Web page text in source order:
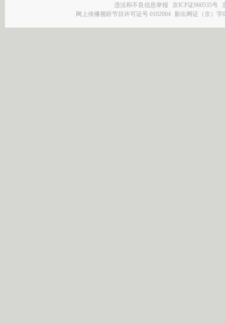
违法和不良信息举报
京ICP证060535号
网上传播视听节目许可证号 0102004 新出网证（京）